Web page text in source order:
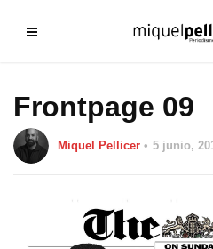
Frontpage 09
Miquel Pellicer 5 junio,